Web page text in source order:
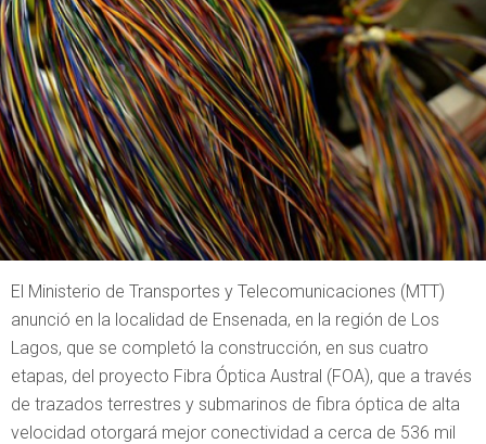
El Ministerio de Transportes y Telecomunicaciones (MTT)
anunció en la localidad de Ensenada, en la región de Los
Lagos, que se completó la construcción, en sus cuatro
etapas, del proyecto Fibra Óptica Austral (FOA), que a través
de trazados terrestres y submarinos de fibra óptica de alta
velocidad otorgará mejor conectividad a cerca de 536 mil